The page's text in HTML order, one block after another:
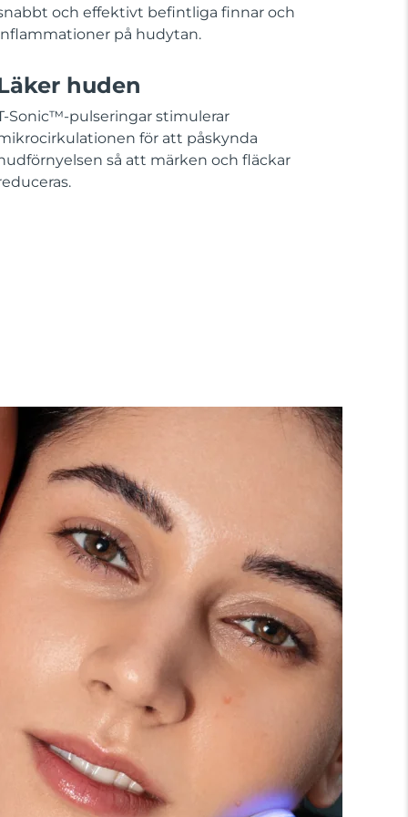
och effektivt befintliga finnar och
på hudytan.
huden
Sonic™-pulseringar stimulerar
för att påskynda
så att märken och fläckar